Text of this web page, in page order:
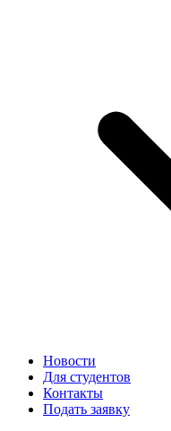
Новости
Для студентов
Контакты
Подать заявку